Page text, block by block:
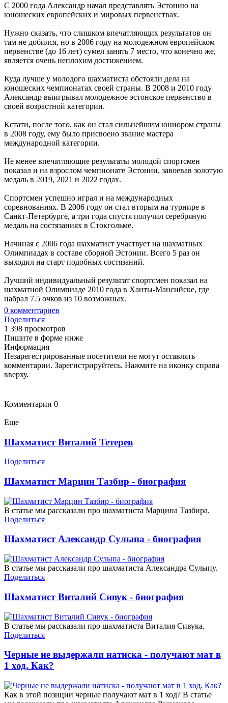
С 2000 года Александр начал представлять Эстонию на
юношеских европейских и мировых первенствах.
Нужно сказать, что слишком впечатляющих результатов он
там не добился, но в 2006 году на молодежном европейском
первенстве (до 16 лет) сумел занять 7 место, что конечно же,
является очень неплохим достижением.
Куда лучше у молодого шахматиста обстояли дела на
юношеских чемпионатах своей страны. В 2008 и 2010 году
Александр выигрывал молодежное эстонское первенство в
своей возрастной категории.
Кстати, после того, как он стал сильнейшим юниором страны
в 2008 году, ему было присвоено звание мастера
международной категории.
Не менее впечатляющие результаты молодой спортсмен
показал и на взрослом чемпионате Эстонии, завоевав золотую
медаль в 2019, 2021 и 2022 годах.
Спортсмен успешно играл и на международных
соревнованиях. В 2006 году он стал вторым на турнире в
Санкт-Петербурге, а три года спустя получил серебряную
медаль на состязаниях в Стокгольме.
Начиная с 2006 года шахматист участвует на шахматных
Олимпиадах в составе сборной Эстонии. Всего 5 раз он
выходил на старт подобных состязаний.
Лучший индивидуальный результат спортсмен показал на
шахматной Олимпиаде 2010 года в Ханты-Мансийске, где
набрал 7.5 очков из 10 возможных.
0 комментариев
Поделиться
1 398 просмотров
Пишите в форме ниже
Информация
Незарегестрированные посетители не могут оставлять
комментарии. Зарегистрируйтесь. Нажмите на иконку справа
вверху.
Комментарии 0
Еще
Шахматист Виталий Тетерев
Поделиться
Шахматист Марцин Тазбир - биография
В статье мы рассказали про шахматиста Марцина Тазбира.
Поделиться
Шахматист Александр Сулыпа - биография
В статье мы рассказали про шахматиста Александра Сулыпу.
Поделиться
Шахматист Виталий Сивук - биография
В статье мы рассказали про шахматиста Виталия Сивука.
Поделиться
Черные не выдержали натиска - получают мат в
1 ход. Как?
Как в этой позиции черные получают мат в 1 ход? В статье